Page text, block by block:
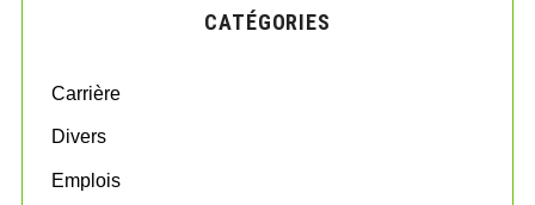
o
:
CATÉGORIES
Carrière
Divers
Emplois